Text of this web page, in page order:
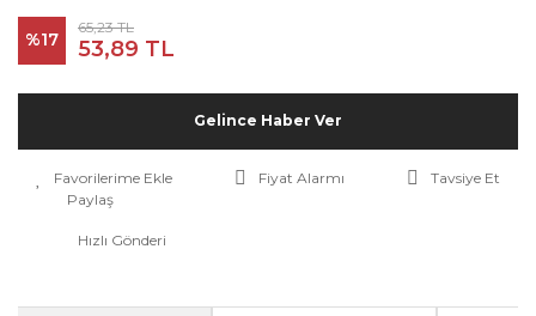
%17
65,23 TL
53,89 TL
Gelince Haber Ver
Fiyat Alarmı
Tavsiye Et
Paylaş
Hızlı Gönderi